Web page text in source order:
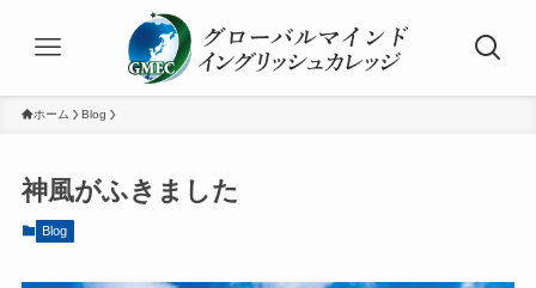
ホーム Blog
神風がふきました
Blog